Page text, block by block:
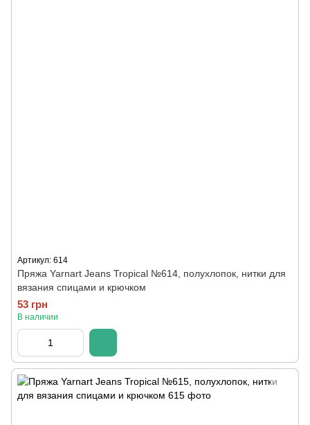
Артикул: 614
Пряжа Yarnart Jeans Tropical №614, полухлопок, нитки для
вязания спицами и крючком
53 грн
В наличии